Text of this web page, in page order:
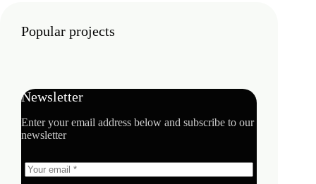
Popular projects
Newsletter
Enter your email address below and subscribe to our
newsletter